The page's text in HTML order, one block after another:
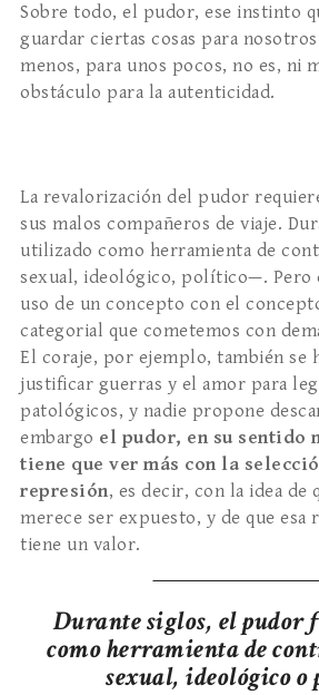
Sobre todo, el pudor, ese instinto
guardar ciertas cosas para
menos, para unos pocos, no es, ni
obstáculo para la autenticidad.
La revalorización del pudor
sus malos compañeros de viaje.
utilizado como herramienta de
sexual, ideológico, político—. Pero
uso de un concepto con el
categorial que cometemos con
El coraje, por ejemplo, también se
justificar guerras y el amor para
patológicos, y nadie propone
embargo el pudor, en su sentido
tiene que ver más con la
represión, es decir, con la idea de
merece ser expuesto, y de que esa
tiene un valor.
Durante siglos, el pudor
como herramienta de
sexual, ideológico